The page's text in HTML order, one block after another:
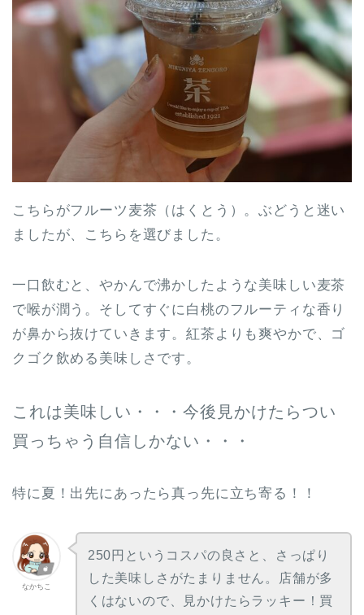
こちらがフルーツ麦茶（はくとう）。ぶどうと迷い
ましたが、こちらを選びました。
一口飲むと、やかんで沸かしたような美味しい麦茶
で喉が潤う。そしてすぐに白桃のフルーティな香り
が鼻から抜けていきます。紅茶よりも爽やかで、ゴ
クゴク飲める美味しさです。
これは美味しい・・・今後見かけたらつい
買っちゃう自信しかない・・・
特に夏！出先にあったら真っ先に立ち寄る！！
なかちこ
250円というコスパの良さと、さっぱり
した美味しさがたまりません。店舗が多
くはないので、見かけたらラッキー！買